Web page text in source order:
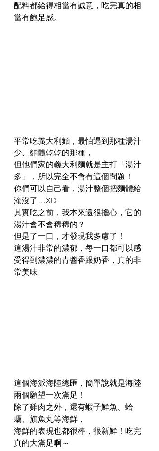
配料都給得相當有誠意，吃完真的相
當有飽足感。
平常吃義大利麵，最怕遇到那種湯汁
少、麵體乾乾的那種，
但他們家的義大利麵就是主打「湯汁
多」，所以完全不會有這個問題！
你們可以自己看，湯汁整個把麵體給
淹沒了…XD
其實吃之前，我本來還很擔心，它的
湯汁會不會稀稀的？
但是了一口，才發現我多慮了！
這湯汁非常的濃郁，每一口都可以感
受得到濃濃的青醬香跟奶香，真的非
常美味
這個海派海陸總匯，簡單說就是海陸
兩個願望一次滿足！
除了雞肉之外，還有蝦子鮮魚、蛤
蠣、旗魚丸等海鮮，
海鮮的表現也都很棒，很新鮮！吃完
真的大滿足啊～